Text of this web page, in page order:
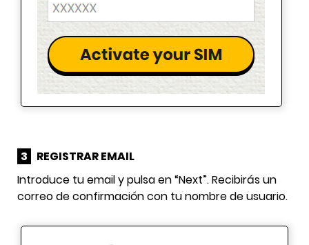
3
REGISTRAR EMAIL
Introduce tu email y pulsa en “Next”. Recibirás un
correo de confirmación con tu nombre de usuario.